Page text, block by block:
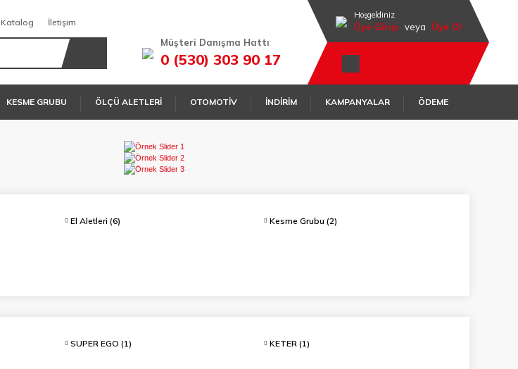
Katalog İletişim
Müşteri Danışma Hattı
0 (530) 303 90 17
Hoşgeldiniz
Üye Girişi veya Üye Ol
KESME GRUBU ÖLÇÜ ALETLERİ OTOMOTİV İNDİRİM KAMPANYALAR ÖDEME
El Aletleri(6) Kesme Grubu (2)
SUPER EGO(1) KETER (1)